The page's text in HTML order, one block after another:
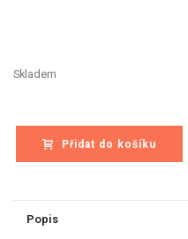
Skladem
Přidat do košíku
Popis